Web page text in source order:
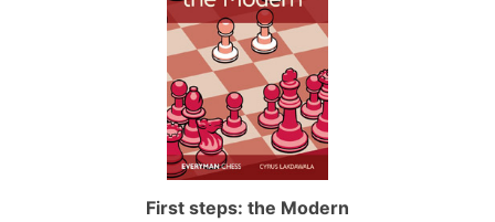
First steps: the Modern